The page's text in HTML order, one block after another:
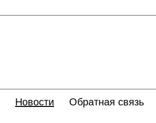
Новости Обратная связь